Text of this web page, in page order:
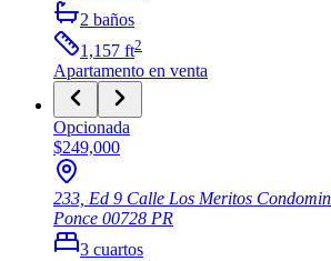
2 baños
1,157 ft2
Apartamento en venta
Opcionada
$249,000
233, Ed 9 Calle Los Meritos
Ponce 00728 PR
3 cuartos